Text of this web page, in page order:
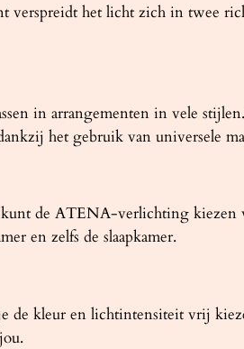
verspreidt het licht zich in twee
in arrangementen in vele
het gebruik van universele
de ATENA-verlichting kiezen
en zelfs de slaapkamer.
de kleur en lichtintensiteit vrij